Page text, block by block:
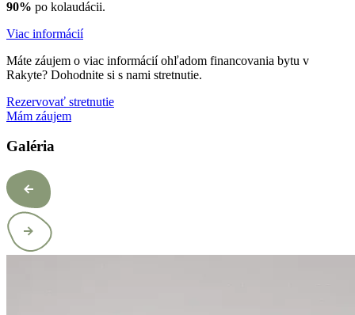
90% po kolaudácii.
Viac informácií
Máte záujem o viac informácií ohľadom financovania bytu v
Rakyte? Dohodnite si s nami stretnutie.
Rezervovať stretnutie
Mám záujem
Galéria